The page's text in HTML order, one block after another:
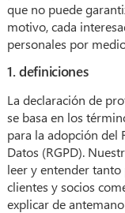
que no puede
motivo, cada
personales por
1. definiciones
La declaración de
se basa en los
para la adopción del
Datos (RGPD).
leer y entender
clientes y socios
explicar de